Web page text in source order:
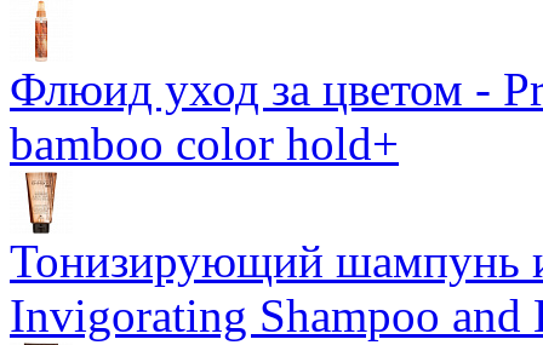
Флюид уход за цветом -
bamboo color hold+
Тонизирующий шампунь
Invigorating Shampoo and